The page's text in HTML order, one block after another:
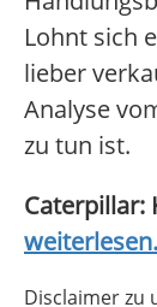
Lohnt sich
lieber
Analyse
zu tun ist.
Caterpillar:
Disclaimer zu